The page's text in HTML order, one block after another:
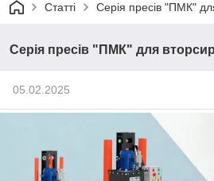
Статті Серія пресів "ПМК"
Серія пресів "ПМК" для
05.02.2025